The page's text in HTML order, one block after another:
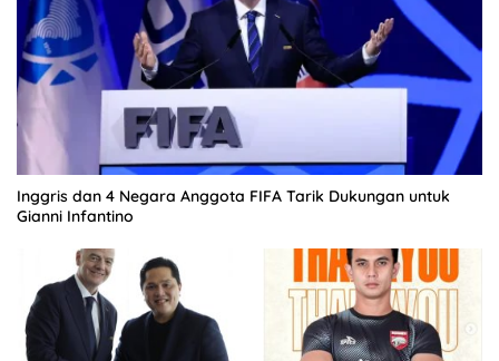
Inggris dan 4 Negara Anggota FIFA Tarik Dukungan untuk
Gianni Infantino